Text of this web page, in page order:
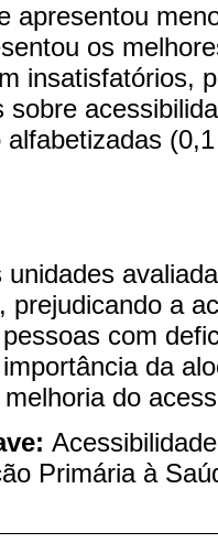
apresentou
os
insatisfatórios,
sobre
alfabetizadas
unidades
prejudicando a
com
da
do
Primária à